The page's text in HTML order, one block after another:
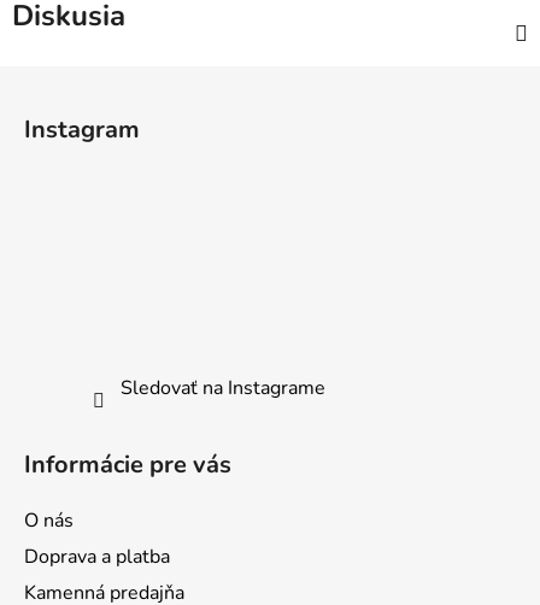
Diskusia
Instagram
Sledovať na Instagrame
Informácie pre vás
O nás
Doprava a platba
Kamenná predajňa